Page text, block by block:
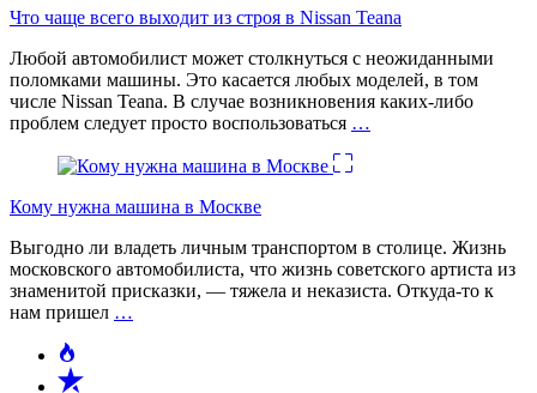
Что чаще всего выходит из строя в Nissan Teana
Любой автомобилист может столкнуться с неожиданными
поломками машины. Это касается любых моделей, в том
числе Nissan Teana. В случае возникновения каких-либо
проблем следует просто воспользоваться …
Кому нужна машина в Москве
Выгодно ли владеть личным транспортом в столице. Жизнь
московского автомобилиста, что жизнь советского артиста из
знаменитой присказки, — тяжела и неказиста. Откуда-то к
нам пришел …